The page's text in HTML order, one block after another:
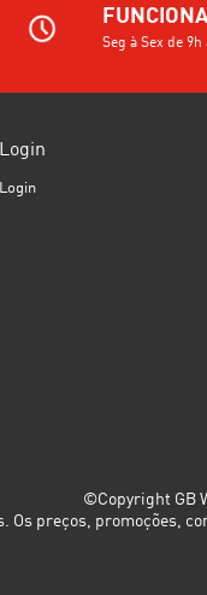
Seg à Sex de 9h
Login
Login
©Copyright GB
Os preços, promoções,